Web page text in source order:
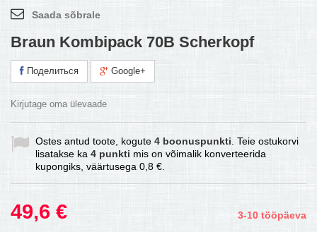
Saada sõbrale
Braun Kombipack 70B Scherkopf
Поделиться Google+
Kirjutage oma ülevaade
Ostes antud toote, kogute 4 boonuspunkti . Teie ostukorvi
lisatakse ka 4 punkti mis on võimalik konverteerida
kupongiks, väärtusega 0,8 €
49,6 € 3-10 tööpäeva